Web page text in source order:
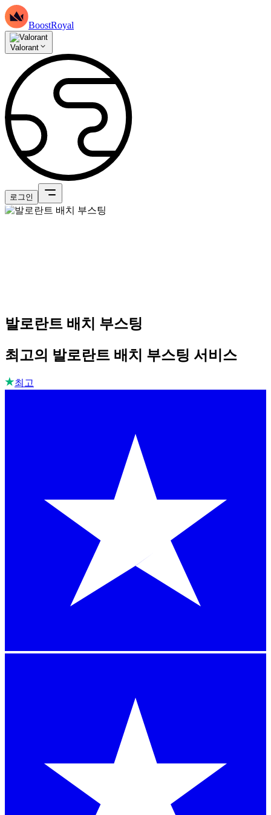
BoostRoyal
Valorant
로그인
발로란트 배치 부스팅
최고의 발로란트 배치 부스팅 서비스
최고